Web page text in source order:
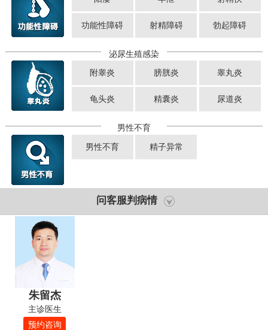
功能性障碍 射精障碍 勃起障碍
泌尿生殖感染
附睾炎 膀胱炎 睾丸炎
龟头炎 精囊炎 尿道炎
男性不育
男性不育 精子异常
问客服判病情
朱留杰
主诊医生
预约咨询